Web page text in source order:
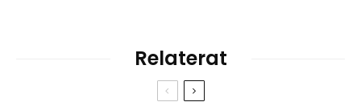
Relaterat